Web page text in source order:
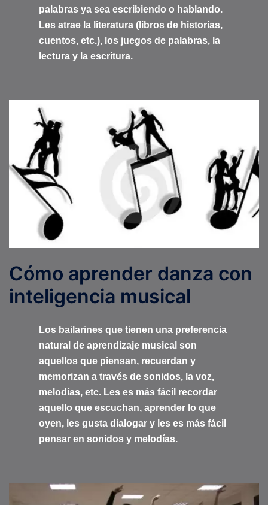
palabras ya sea escribiendo o hablando.
Les atrae la literatura (libros de historias,
cuentos, etc.), los juegos de palabras, la
lectura y la escritura.
Cómo aprender danza con
inteligencia musical
Los bailarines que tienen una preferencia
natural de aprendizaje musical son
aquellos que piensan, recuerdan y
memorizan a través de sonidos, la voz,
melodías, etc. Les es más fácil recordar
aquello que escuchan, aprender lo que
oyen, les gusta dialogar y les es más fácil
pensar en sonidos y melodías.